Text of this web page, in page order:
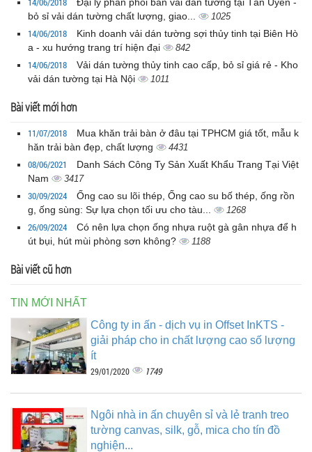
bỏ sỉ vải dán tường chất lượng, giao...
1025
14/06/2018
Kinh doanh vải dán tường sợi thủy tinh tại Biên Hò
a - xu hướng trang trí hiện đại
842
14/06/2018
Vải dán tường thủy tinh cao cấp, bỏ sỉ giá rẻ - Kho
vải dán tường tại Hà Nội
1011
Bài viết mới hơn
11/07/2018
Mua khăn trải bàn ở đâu tại TPHCM giá tốt, mẫu k
hăn trải bàn đẹp, chất lượng
4431
08/06/2021
Danh Sách Công Ty Sản Xuất Khẩu Trang Tại Việt
Nam
3417
30/09/2024
Ống cao su lõi thép, Ống cao su bố thép, ống rồn
g, ống sùng: Sự lựa chọn tối ưu cho tàu...
1268
26/09/2024
Có nên lựa chọn ống nhựa ruột gà gân nhựa để h
út bụi, hút mùi phòng sơn không?
1188
Bài viết cũ hơn
TIN MỚI NHẤT
Công ty in ấn - dịch vụ in Offset InKTS -
giải pháp cho in chất lượng cao số lượng
ít
29/01/2020 1749
Ngôi nhà in ấn chuyên sỉ và lẻ tranh treo
tường canvas, silk, gỗ, mica cho tín đồ
nghiện...